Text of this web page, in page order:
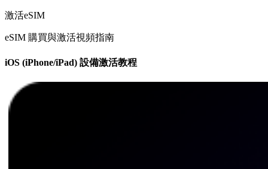
激活eSIM
eSIM 購買與激活視頻指南
iOS (iPhone/iPad) 設備激活教程